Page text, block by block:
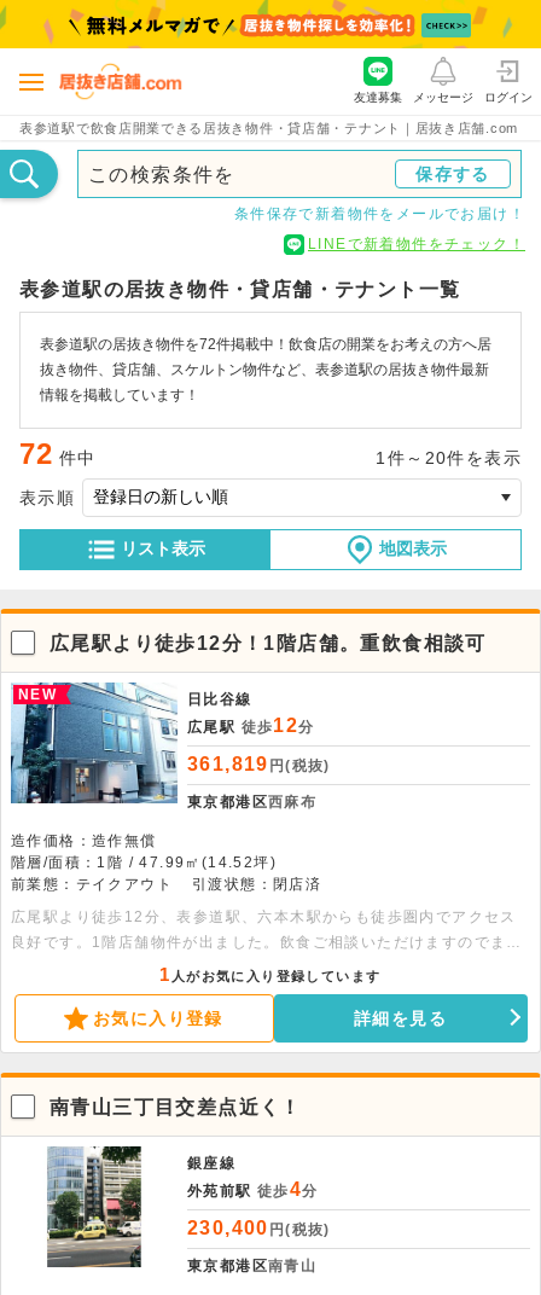
表参道駅で飲食店開業できる居抜き物件・貸店舗・テナント｜居抜き店舗.com
友達募集 メッセージ ログイン
この検索条件を 保存する
条件保存で新着物件をメールでお届け！
LINEで新着物件をチェック！
表参道駅の居抜き物件・貸店舗・テナント一覧
表参道駅の居抜き物件を72件掲載中！飲食店の開業をお考えの方へ居
抜き物件、貸店舗、スケルトン物件など、表参道駅の居抜き物件最新
情報を掲載しています！
72 件中 1件～20件を表示
リスト表示 地図表示
表示順
広尾駅より徒歩12分！1階店舗。重飲食相談可
NEW
日比谷線
広尾駅 徒歩12分
361,819 円(税抜)
東京都港区西麻布
造作価格：造作無償
階層/面積：1階 / 47.99㎡(14.52坪)
前業態：テイクアウト
引渡状態：閉店済
広尾駅より徒歩12分、表参道駅、六本木駅からも徒歩圏内でアクセス
良好です。1階店舗物件が出ました。飲食ご相談いただけますのでまず
はお問い合わせください。
1 人がお気に入り登録しています
お気に入り登録 詳細を見る
南青山三丁目交差点近く！
銀座線
外苑前駅 徒歩4分
230,400 円(税抜)
東京都港区南青山